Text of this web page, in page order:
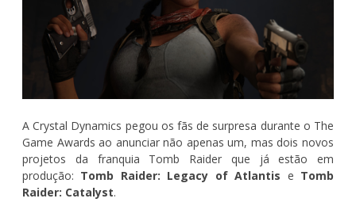
A Crystal Dynamics pegou os fãs de surpresa durante o The
Game Awards ao anunciar não apenas um, mas dois novos
projetos da franquia Tomb Raider que já estão em
produção: Tomb Raider: Legacy of Atlantis e Tomb
Raider: Catalyst.